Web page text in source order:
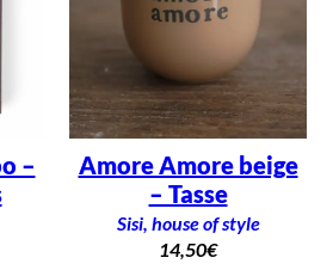
–
Amore Amore beige
– Tasse
Sisi, house of style
14,50€